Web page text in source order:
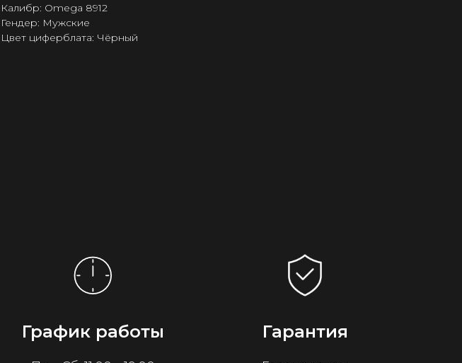
Калибр: Omega 8912
Гендер: Мужские
Цвет циферблата: Чёрный
График работы Гарантия